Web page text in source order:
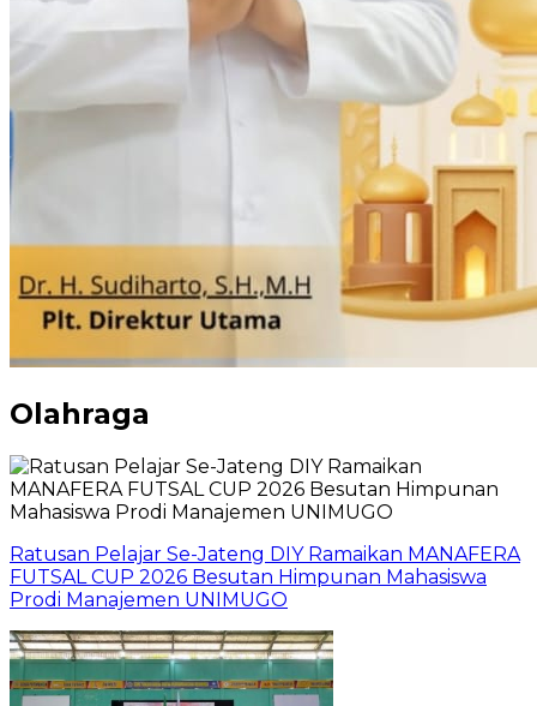
Olahraga
Ratusan Pelajar Se-Jateng DIY Ramaikan MANAFERA
FUTSAL CUP 2026 Besutan Himpunan Mahasiswa
Prodi Manajemen UNIMUGO